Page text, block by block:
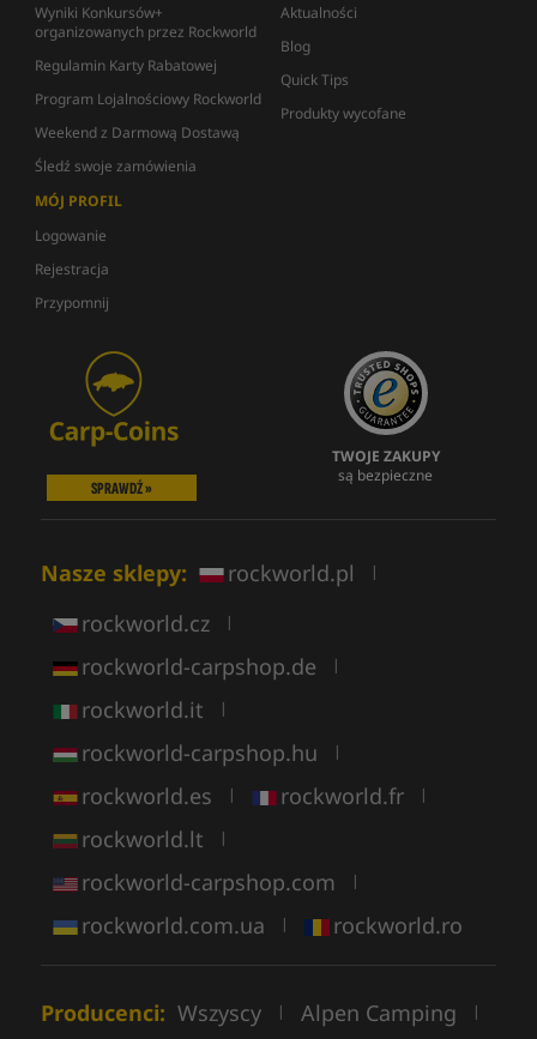
Wyniki Konkursów+
organizowanych przez Rockworld
Regulamin Karty Rabatowej
Program Lojalnościowy Rockworld
Weekend z Darmową Dostawą
Śledź swoje zamówienia
Aktualności
Blog
Quick Tips
Produkty wycofane
MÓJ PROFIL
Logowanie
Rejestracja
Przypomnij
SPRAWDŹ »
TWOJE ZAKUPY
są bezpieczne
Nasze sklepy: rockworld.pl |
rockworld.cz |
rockworld-carpshop.de |
rockworld.it |
rockworld-carpshop.hu |
rockworld.es | rockworld.fr |
rockworld.lt |
rockworld-carpshop.com |
rockworld.com.ua | rockworld.ro
Producenci: Wszyscy | Alpen Camping |